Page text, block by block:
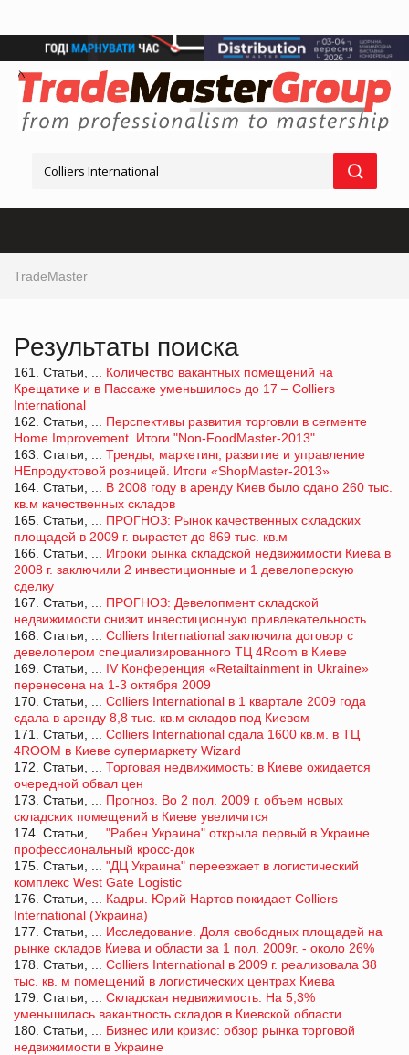
TradeMaster
Результаты поиска
161. Статьи, ... Количество вакантных помещений на
Крещатике и в Пассаже уменьшилось до 17 – Colliers
International
162. Статьи, ... Перспективы развития торговли в сегменте
Home Improvement. Итоги "Non-FoodMaster-2013"
163. Статьи, ... Тренды, маркетинг, развитие и управление
НЕпродуктовой розницей. Итоги «ShopMaster-2013»
164. Статьи, ... В 2008 году в аренду Киев было сдано 260 тыс.
кв.м качественных складов
165. Статьи, ... ПРОГНОЗ: Рынок качественных складских
площадей в 2009 г. вырастет до 869 тыс. кв.м
166. Статьи, ... Игроки рынка складской недвижимости Киева в
2008 г. заключили 2 инвестиционные и 1 девелоперскую
сделку
167. Статьи, ... ПРОГНОЗ: Девелопмент складской
недвижимости снизит инвестиционную привлекательность
168. Статьи, ... Colliers International заключила договор c
девелопером специализированного ТЦ 4Room в Киеве
169. Статьи, ... IV Конференция «Retailtainment in Ukraine»
перенесена на 1-3 октября 2009
170. Статьи, ... Colliers International в 1 квартале 2009 года
сдала в аренду 8,8 тыс. кв.м складов под Киевом
171. Статьи, ... Colliers International сдала 1600 кв.м. в ТЦ
4ROOM в Киеве супермаркету Wizard
172. Статьи, ... Торговая недвижимость: в Киеве ожидается
очередной обвал цен
173. Статьи, ... Прогноз. Во 2 пол. 2009 г. объем новых
складских помещений в Киеве увеличится
174. Статьи, ... "Рабен Украина" открыла первый в Украине
профессиональный кросс-док
175. Статьи, ... "ДЦ Украина" переезжает в логистический
комплекс West Gate Logistic
176. Статьи, ... Кадры. Юрий Нартов покидает Colliers
International (Украина)
177. Статьи, ... Исследование. Доля свободных площадей на
рынке складов Киева и области за 1 пол. 2009г. - около 26%
178. Статьи, ... Colliers International в 2009 г. реализовала 38
тыс. кв. м помещений в логистических центрах Киева
179. Статьи, ... Складская недвижимость. На 5,3%
уменьшилась вакантность складов в Киевской области
180. Статьи, ... Бизнес или кризис: обзор рынка торговой
недвижимости в Украине